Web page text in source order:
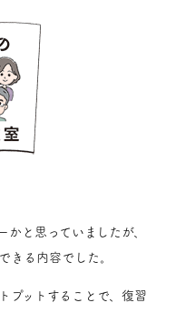
と思っていましたが、
きる内容でした。
プットすることで、復習